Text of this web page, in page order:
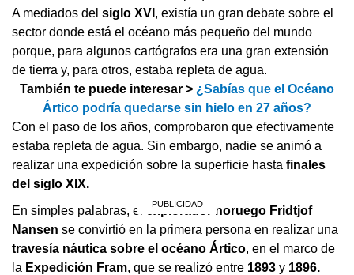
A mediados del siglo XVI , existía un gran debate sobre el
sector donde está el océano más pequeño del mundo
porque, para algunos cartógrafos era una gran extensión
de tierra y, para otros, estaba repleta de agua.
También te puede interesar > ¿Sabías que el Océano
Ártico podría quedarse sin hielo en 27 años?
Con el paso de los años, comprobaron que efectivamente
estaba repleta de agua. Sin embargo, nadie se animó a
realizar una expedición sobre la superficie hasta finales
del siglo XIX.
En simples palabras, el
explorador noruego Fridtjof
Nansen se convirtió en la primera persona en realizar una
travesía náutica sobre el océano Ártico, en el marco de
la Expedición Fram, que se realizó entre 1893 y 1896.